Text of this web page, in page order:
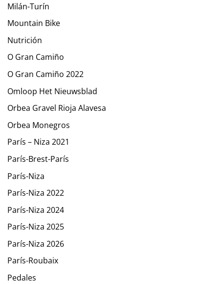
Milán-Turín
Mountain Bike
Nutrición
O Gran Camiño
O Gran Camiño 2022
Omloop Het Nieuwsblad
Orbea Gravel Rioja Alavesa
Orbea Monegros
París – Niza 2021
París-Brest-París
París-Niza
París-Niza 2022
París-Niza 2024
París-Niza 2025
París-Niza 2026
París-Roubaix
Pedales